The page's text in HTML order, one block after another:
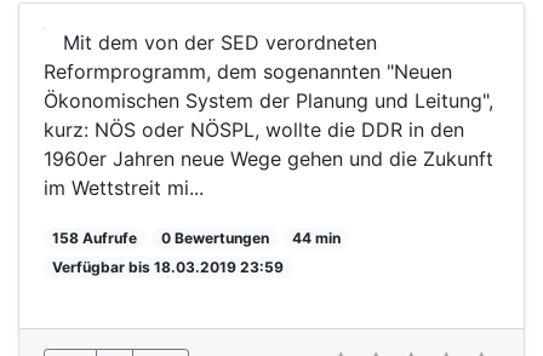
Mit dem von der SED verordneten
Reformprogramm, dem sogenannten "Neuen
Ökonomischen System der Planung und Leitung",
kurz: NÖS oder NÖSPL, wollte die DDR in den
1960er Jahren neue Wege gehen und die Zukunft
im Wettstreit mi...
158 Aufrufe 0 Bewertungen
44 min
Verfügbar bis 18.03.2019 23:59